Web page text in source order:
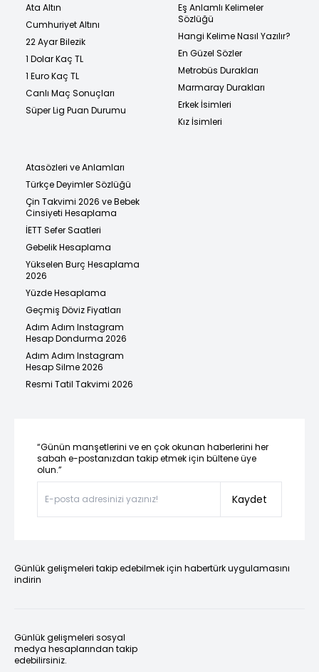
Ata Altın
Cumhuriyet Altını
22 Ayar Bilezik
1 Dolar Kaç TL
1 Euro Kaç TL
Canlı Maç Sonuçları
Süper Lig Puan Durumu
Eş Anlamlı Kelimeler
Sözlüğü
Hangi Kelime Nasıl Yazılır?
En Güzel Sözler
Metrobüs Durakları
Marmaray Durakları
Erkek İsimleri
Kız İsimleri
Atasözleri ve Anlamları
Türkçe Deyimler Sözlüğü
Çin Takvimi 2026 ve Bebek
Cinsiyeti Hesaplama
İETT Sefer Saatleri
Gebelik Hesaplama
Yükselen Burç Hesaplama
2026
Yüzde Hesaplama
Geçmiş Döviz Fiyatları
Adım Adım Instagram
Hesap Dondurma 2026
Adım Adım Instagram
Hesap Silme 2026
Resmi Tatil Takvimi 2026
“Günün manşetlerini ve en çok okunan haberlerini her
sabah e-postanızdan takip etmek için bültene üye
olun.”
Kaydet
Günlük gelişmeleri takip edebilmek için habertürk uygulamasını
indirin
Günlük gelişmeleri sosyal
medya hesaplarından takip
edebilirsiniz.